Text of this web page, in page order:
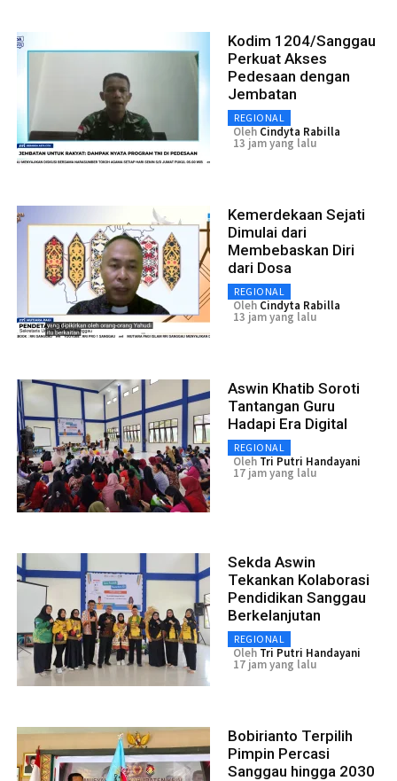
Kodim 1204/Sanggau
Perkuat Akses
Pedesaan dengan
Jembatan
REGIONAL
Oleh Cindyta Rabilla
13 jam yang lalu
Kemerdekaan Sejati
Dimulai dari
Membebaskan Diri
dari Dosa
REGIONAL
Oleh Cindyta Rabilla
13 jam yang lalu
Aswin Khatib Soroti
Tantangan Guru
Hadapi Era Digital
REGIONAL
Oleh Tri Putri Handayani
17 jam yang lalu
Sekda Aswin
Tekankan Kolaborasi
Pendidikan Sanggau
Berkelanjutan
REGIONAL
Oleh Tri Putri Handayani
17 jam yang lalu
Bobirianto Terpilih
Pimpin Percasi
Sanggau hingga 2030